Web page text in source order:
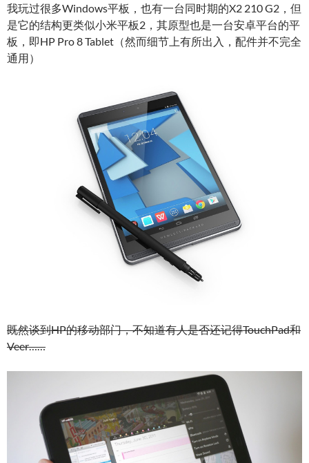
我玩过很多Windows平板，也有一台同时期的X2 210 G2，但
是它的结构更类似小米平板2，其原型也是一台安卓平台的平
板，即HP Pro 8 Tablet（然而细节上有所出入，配件并不完全
通用）
既然谈到HP的移动部门，不知道有人是否还记得TouchPad和
Veer……